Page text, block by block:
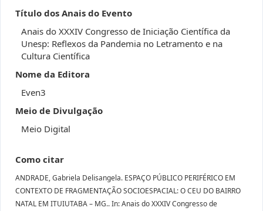
Título dos Anais do Evento
Anais do XXXIV Congresso de Iniciação Científica da
Unesp: Reflexos da Pandemia no Letramento e na
Cultura Científica
Nome da Editora
Even3
Meio de Divulgação
Meio Digital
Como citar
ANDRADE, Gabriela Delisangela. ESPAÇO PÚBLICO PERIFÉRICO EM
CONTEXTO DE FRAGMENTAÇÃO SOCIOESPACIAL: O CEU DO BAIRRO
NATAL EM ITUIUTABA – MG.. In: Anais do XXXIV Congresso de